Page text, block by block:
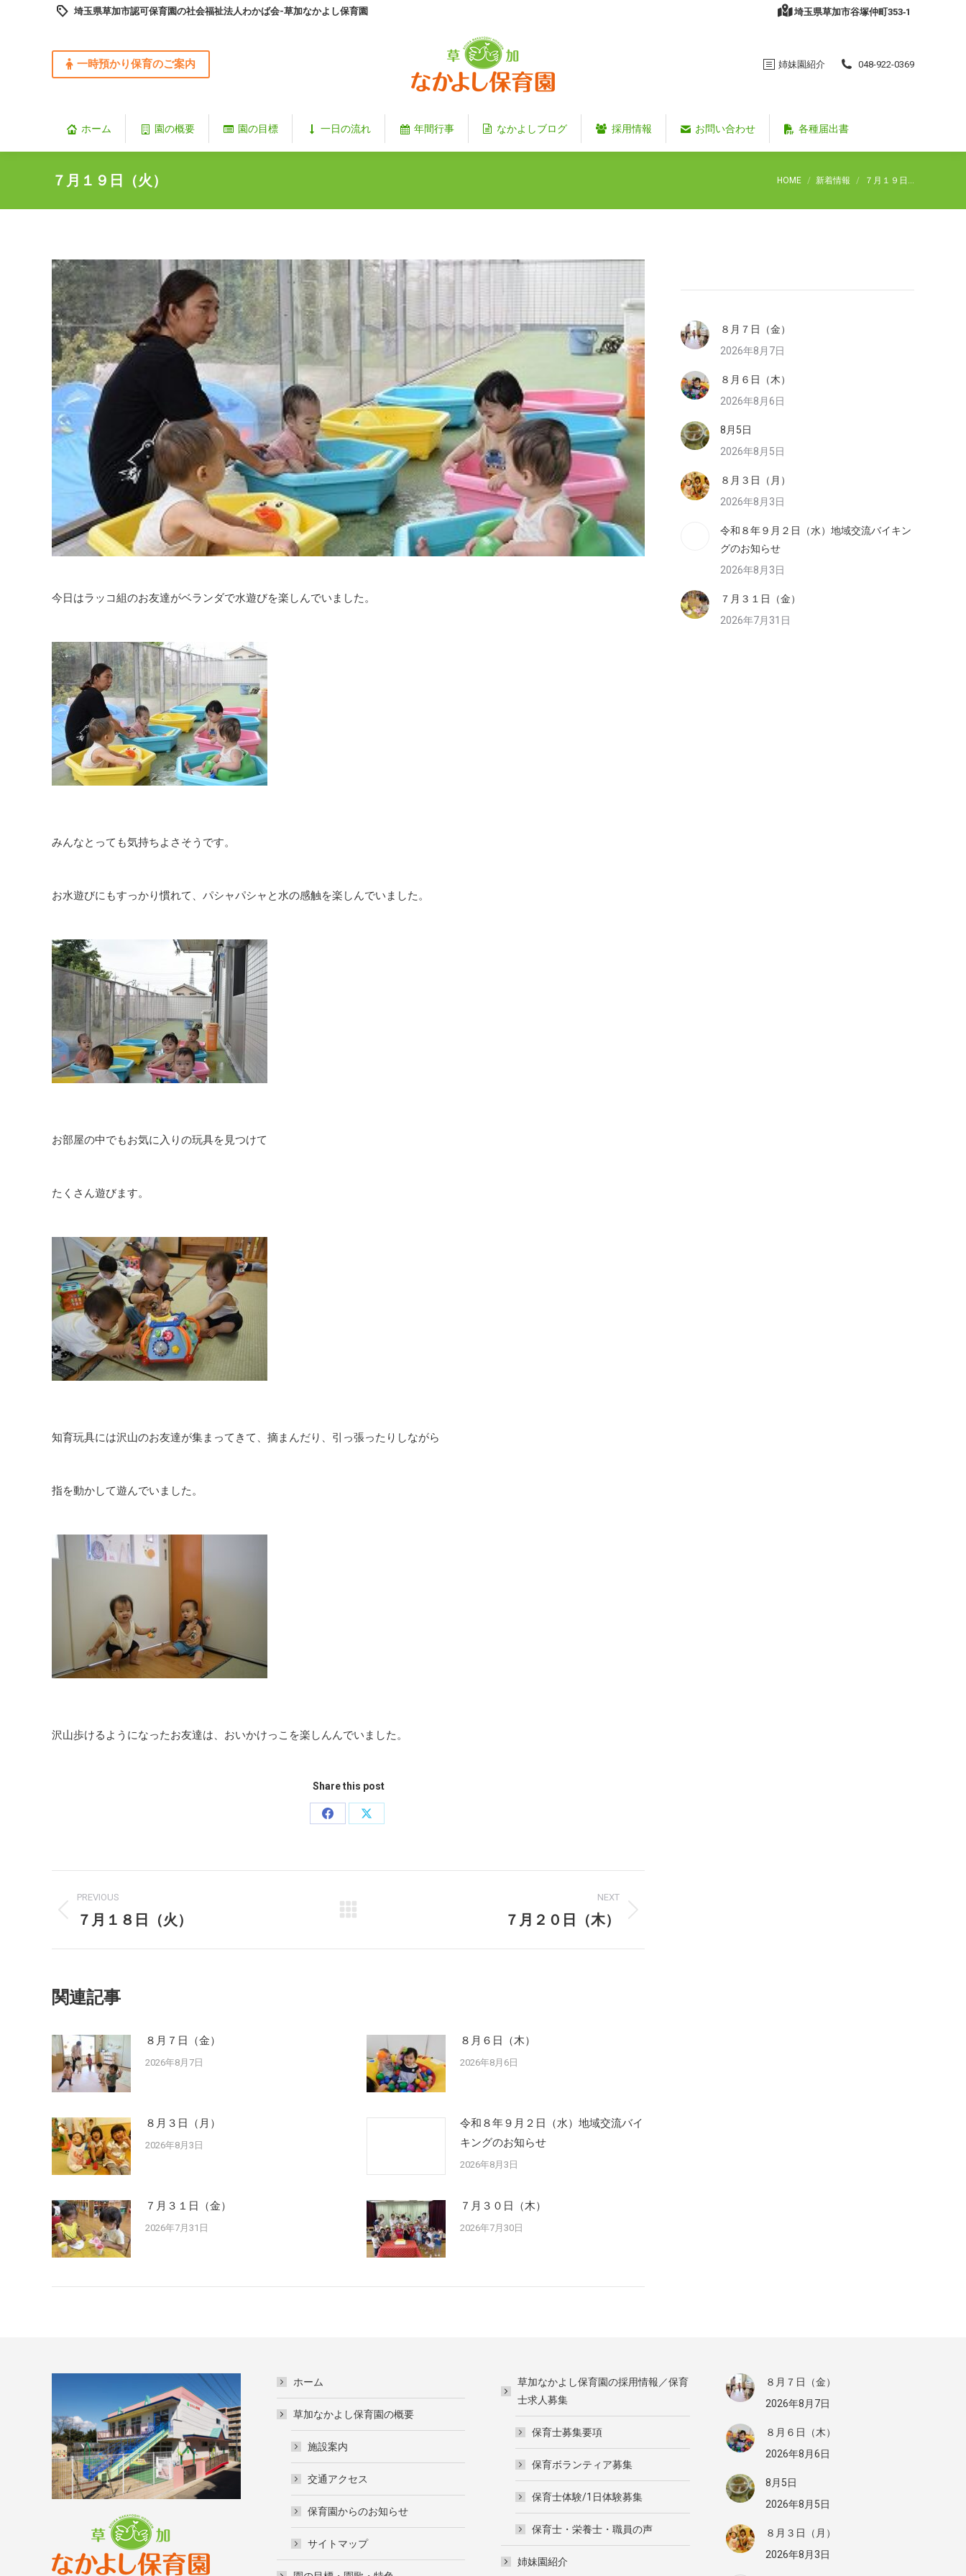
埼玉県草加市認可保育園の社会福祉法人わかば会-草加なかよし保育園 埼玉県草加市谷塚仲町353‐1
一時預かり保育のご案内 姉妹園紹介 048-922-0369
ホーム 園の概要 園の目標 一日の流れ 年間行事 なかよしブログ 採用情報 お問い合わせ 各種届出書
７月１９日（火） You are here:
HOME 新着情報 ７月１９日…
今日はラッコ組のお友達がベランダで水遊びを楽しんでいました。
みんなとっても気持ちよさそうです。
お水遊びにもすっかり慣れて、パシャパシャと水の感触を楽しんでいました。
お部屋の中でもお気に入りの玩具を見つけて
たくさん遊びます。
知育玩具には沢山のお友達が集まってきて、摘まんだり、引っ張ったりしながら
指を動かして遊んでいました。
沢山歩けるようになったお友達は、おいかけっこを楽しんんでいました。
Share this post
Share
Share
navigation
PREVIOUS
Previous
７月１８日（火）
NEXT
７月２０日（木）
関連記事
８月７日（金）
2026年8月7日
８月６日（木）
2026年8月6日
８月３日（月）
2026年8月3日
令和８年９月２日（水）地域交流バイ
キングのお知らせ
2026年8月3日
７月３１日（金）
2026年7月31日
７月３０日（木）
2026年7月30日
８月７日（金）
2026年8月7日
８月６日（木）
2026年8月6日
8月5日
2026年8月5日
８月３日（月）
2026年8月3日
令和８年９月２日（水）地域交流バイキン
グのお知らせ
2026年8月3日
７月３１日（金）
2026年7月31日
ホーム
草加なかよし保育園の概要
施設案内
交通アクセス
保育園からのお知らせ
サイトマップ
草加なかよし保育園の採用情報／保育
士求人募集
保育士募集要項
保育ボランティア募集
保育士体験/1日体験募集
保育士・栄養士・職員の声
姉妹園紹介
８月７日（金）
2026年8月7日
８月６日（木）
2026年8月6日
8月5日
2026年8月5日
８月３日（月）
2026年8月3日